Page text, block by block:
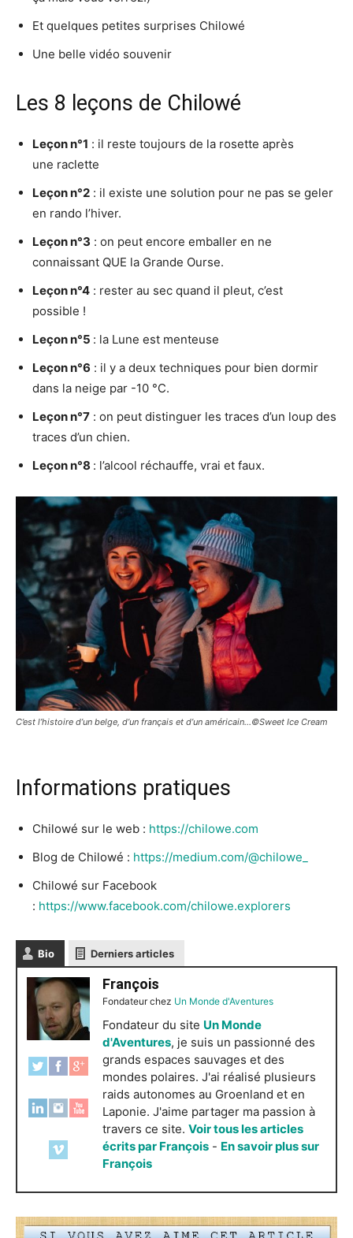
Et quelques petites surprises Chilowé
Une belle vidéo souvenir
Les 8 leçons de Chilowé
Leçon n°1 : il reste toujours de la rosette après
une raclette
Leçon n°2 : il existe une solution pour ne pas se geler
en rando l’hiver.
Leçon n°3 : on peut encore emballer en ne
connaissant QUE la Grande Ourse.
Leçon n°4 : rester au sec quand il pleut, c’est
possible !
Leçon n°5 : la Lune est menteuse
Leçon n°6 : il y a deux techniques pour bien dormir
dans la neige par -10 °C.
Leçon n°7 : on peut distinguer les traces d’un loup des
traces d’un chien.
Leçon n°8 : l’alcool réchauffe, vrai et faux.
C’est l’histoire d’un belge, d’un français et d’un américain…©Sweet Ice Cream
Informations pratiques
Chilowé sur le web : https://chilowe.com
Blog de Chilowé : https://medium.com/@chilowe_
Chilowé sur Facebook
: https://www.facebook.com/chilowe.explorers
Bio Derniers articles
François
Fondateurchez Un Monde d'Aventures
Fondateur du site Un Monde
d'Aventures, je suis un passionné des
grands espaces sauvages et des
mondes polaires. J'ai réalisé plusieurs
raids autonomes au Groenland et en
Laponie. J'aime partager ma passion à
travers ce site. Voir tous les articles
écrits par François - En savoir plus sur
François